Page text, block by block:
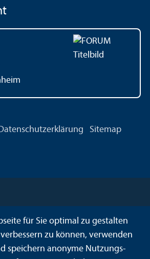
Sitemap
für Sie optimal zu gestalten
zu können, verwenden
speichern anonyme Nutzungs­